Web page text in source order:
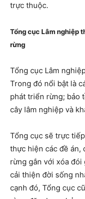
trực thuộc.
Tổng cục Lâm nghiệp
rừng
Tổng cục Lâm
Trong đó nổi bật là
phát triển rừng; bảo
cây lâm nghiệp và
Tổng cục sẽ trực
thực hiện các đề án,
rừng gắn với xóa
cải thiện đời sống
cạnh đó, Tổng cục